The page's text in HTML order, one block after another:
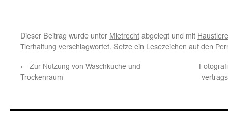
Dieser Beitrag wurde unter Mietrecht abgelegt und mit Haustiere
Tierhaltung verschlagwortet. Setze ein Lesezeichen auf den
← Zur Nutzung von Waschküche und
Trockenraum